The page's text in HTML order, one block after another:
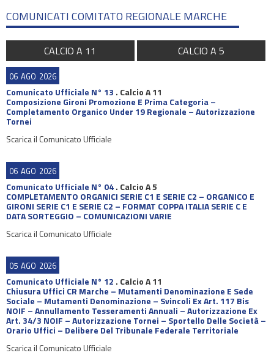
COMUNICATI COMITATO REGIONALE MARCHE
CALCIO A 11 CALCIO A 5
06 AGO 2026
Comunicato Ufficiale N° 13 . Calcio A 11
Composizione Gironi Promozione E Prima Categoria –
Completamento Organico Under 19 Regionale – Autorizzazione
Tornei
Scarica il Comunicato Ufficiale
06 AGO 2026
Comunicato Ufficiale N° 04. Calcio A 5
COMPLETAMENTO ORGANICI SERIE C1 E SERIE C2 – ORGANICO E
GIRONI SERIE C1 E SERIE C2 – FORMAT COPPA ITALIA SERIE C E
DATA SORTEGGIO – COMUNICAZIONI VARIE
Scarica il Comunicato Ufficiale
05 AGO 2026
Comunicato Ufficiale N° 12 . Calcio A 11
Chiusura Uffici CR Marche – Mutamenti Denominazione E Sede
Sociale – Mutamenti Denominazione – Svincoli Ex Art. 117 Bis
NOIF – Annullamento Tesseramenti Annuali – Autorizzazione Ex
Art. 34/3 NOIF – Autorizzazione Tornei – Sportello Delle Società –
Orario Uffici – Delibere Del Tribunale Federale Territoriale
Scarica il Comunicato Ufficiale